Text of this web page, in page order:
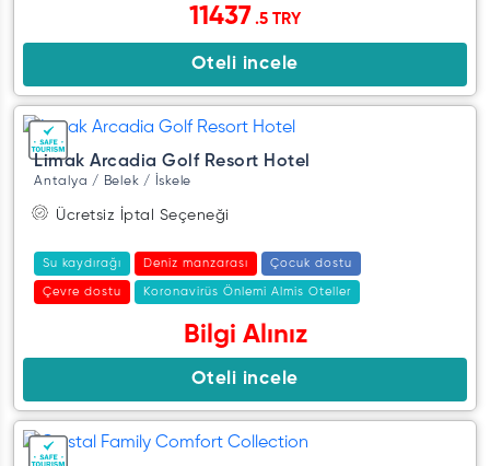
11437.5 TRY
Oteli incele
Limak Arcadia Golf Resort Hotel
Antalya / Belek / İskele
Ücretsiz İptal Seçeneği
Su kaydırağı Deniz manzarası Çocuk dostu
Çevre dostu Koronavirüs Önlemi Almis Oteller
Bilgi Alınız
Oteli incele